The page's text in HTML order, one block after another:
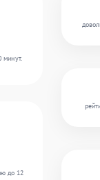
минут.
до 12